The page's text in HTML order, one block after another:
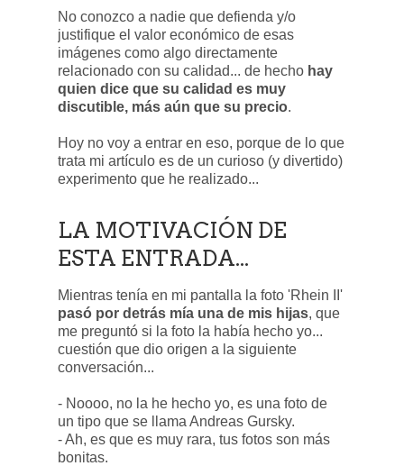
No conozco a nadie que defienda y/o
justifique el valor económico de esas
imágenes como algo directamente
relacionado con su calidad... de hecho hay
quien dice que su calidad es muy
discutible, más aún que su precio.
Hoy no voy a entrar en eso, porque de lo que
trata mi artículo es de un curioso (y divertido)
experimento que he realizado...
LA MOTIVACIÓN DE
ESTA ENTRADA...
Mientras tenía en mi pantalla la foto 'Rhein II'
pasó por detrás mía una de mis hijas, que
me preguntó si la foto la había hecho yo...
cuestión que dio origen a la siguiente
conversación...
- Noooo, no la he hecho yo, es una foto de
un tipo que se llama Andreas Gursky.
- Ah, es que es muy rara, tus fotos son más
bonitas.